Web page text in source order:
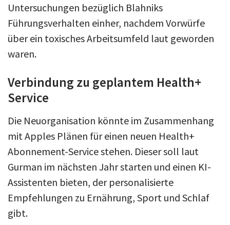
Untersuchungen bezüglich Blahniks
Führungsverhalten einher, nachdem Vorwürfe
über ein toxisches Arbeitsumfeld laut geworden
waren.
Verbindung zu geplantem Health+
Service
Die Neuorganisation könnte im Zusammenhang
mit Apples Plänen für einen neuen Health+
Abonnement-Service stehen. Dieser soll laut
Gurman im nächsten Jahr starten und einen KI-
Assistenten bieten, der personalisierte
Empfehlungen zu Ernährung, Sport und Schlaf
gibt.